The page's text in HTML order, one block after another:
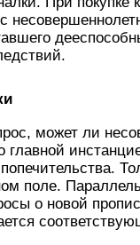
может ли
главной
поле.
о новой